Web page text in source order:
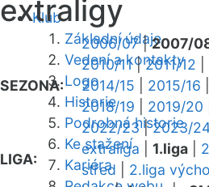
Klub
Základní údaje
Vedení a kontakty
Logo
Historie
Podrobná historie
Ke stažení
Kariéra
extraligy
SEZONA:
2006/07|2007/
2010/11|2011/12
2014/15
2015/16
2018/19
2019/20
2022/23|2023/
LIGA:
extraliga 1.liga
střed
2.liga